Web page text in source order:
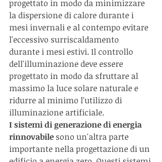
progettato in modo da minimizzare
la dispersione di calore durante i
mesi invernali e al contempo evitare
l'eccessivo surriscaldamento
durante i mesi estivi. Il controllo
dell'illuminazione deve essere
progettato in modo da sfruttare al
massimo la luce solare naturale e
ridurre al minimo l'utilizzo di
illuminazione artificiale.
I sistemi di generazione di energia
rinnovabile sono un'altra parte
importante nella progettazione di un